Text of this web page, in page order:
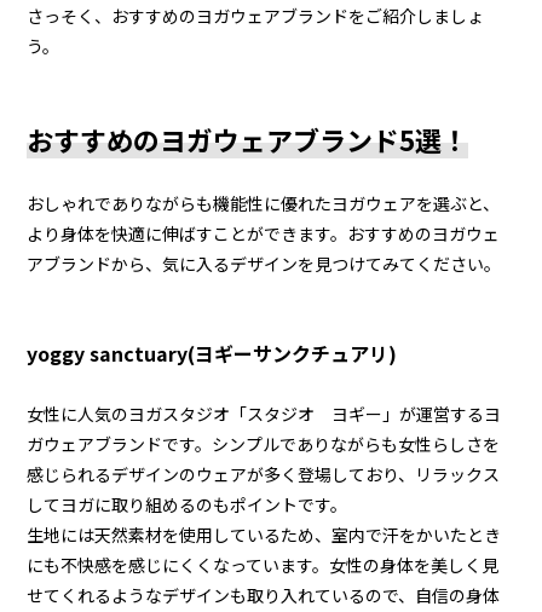
さっそく、おすすめのヨガウェアブランドをご紹介しましょ
う。
おすすめのヨガウェアブランド5選！
おしゃれでありながらも機能性に優れたヨガウェアを選ぶと、
より身体を快適に伸ばすことができます。おすすめのヨガウェ
アブランドから、気に入るデザインを見つけてみてください。
yoggy sanctuary(ヨギーサンクチュアリ)
女性に人気のヨガスタジオ「スタジオ ヨギー」が運営するヨ
ガウェアブランドです。シンプルでありながらも女性らしさを
感じられるデザインのウェアが多く登場しており、リラックス
してヨガに取り組めるのもポイントです。
生地には天然素材を使用しているため、室内で汗をかいたとき
にも不快感を感じにくくなっています。女性の身体を美しく見
せてくれるようなデザインも取り入れているので、自信の身体